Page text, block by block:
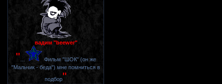
вадим "beewer"
"
Фильм "ШОК" (он же
"Мальчик - беда") мне помниться в
подбор"